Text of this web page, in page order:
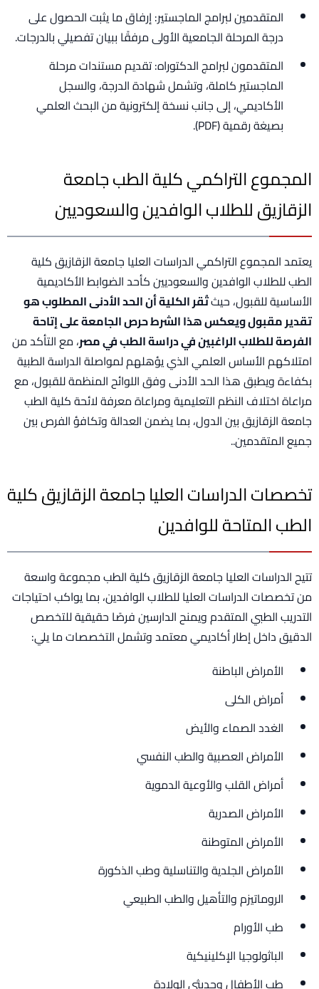
المتقدمين لبرامج الماجستير: إرفاق ما يثبت الحصول على
درجة المرحلة الجامعية الأولى مرفقًا ببيان تفصيلي بالدرجات.
المتقدمون لبرامج الدكتوراه: تقديم مستندات مرحلة
الماجستير كاملة، وتشمل شهادة الدرجة، والسجل
الأكاديمي، إلى جانب نسخة إلكترونية من البحث العلمي
بصيغة رقمية (PDF).
المجموع التراكمي كلية الطب جامعة
الزقازيق للطلاب الوافدين والسعوديين
يعتمد المجموع التراكمي الدراسات العليا جامعة الزقازيق كلية
الطب للطلاب الوافدين والسعوديين كأحد الضوابط الأكاديمية
الأساسية للقبول، حيثتُقر الكلية أن الحد الأدنى المطلوب هو
تقدير مقبول ويعكس هذا الشرط حرص الجامعة على إتاحة
الفرصة للطلاب الراغبين في دراسة الطب في مصر، مع التأكد من
امتلاكهم الأساس العلمي الذي يؤهلهم لمواصلة الدراسة الطبية
بكفاءة ويطبق هذا الحد الأدنى وفق اللوائح المنظمة للقبول، مع
مراعاة اختلاف النظم التعليمية ومراعاة معرفة لائحة كلية الطب
جامعة الزقازيق بين الدول، بما يضمن العدالة وتكافؤ الفرص بين
جميع المتقدمين..
تخصصات الدراسات العليا جامعة الزقازيق كلية
الطب المتاحة للوافدين
تتيح الدراسات العليا جامعة الزقازيق كلية الطب مجموعة واسعة
من تخصصات الدراسات العليا للطلاب الوافدين، بما يواكب احتياجات
التدريب الطبي المتقدم ويمنح الدارسين فرصًا حقيقية للتخصص
الدقيق داخل إطار أكاديمي معتمد وتشمل التخصصات ما يلي:
الأمراض الباطنة
أمراض الكلى
الغدد الصماء والأيض
الأمراض العصبية والطب النفسي
أمراض القلب والأوعية الدموية
الأمراض الصدرية
الأمراض المتوطنة
الأمراض الجلدية والتناسلية وطب الذكورة
الروماتيزم والتأهيل والطب الطبيعي
طب الأورام
الباثولوجيا الإكلينيكية
طب الأطفال وحديثي الولادة